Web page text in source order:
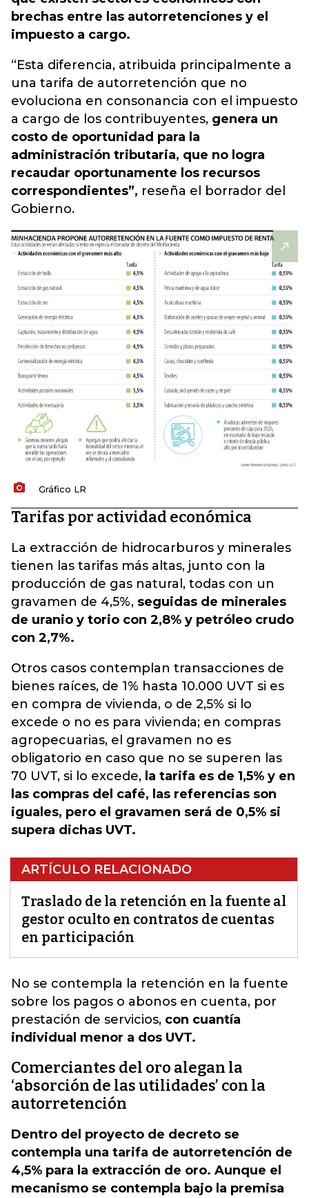
brechas entre las autorretenciones y el
impuesto a cargo.
“Esta diferencia, atribuida principalmente a
una tarifa de autorretención que no
evoluciona en consonancia con el impuesto
a cargo de los contribuyentes, genera un
costo de oportunidad para la
administración tributaria, que no logra
recaudar oportunamente los recursos
correspondientes”, reseña el borrador del
Gobierno.
Gráfico LR
Tarifas por actividad económica
La extracción de hidrocarburos y minerales
tienen las tarifas más altas, junto con la
producción de gas natural, todas con un
gravamen de 4,5%, seguidas de minerales
de uranio y torio con 2,8% y petróleo crudo
con 2,7%.
Otros casos contemplan transacciones de
bienes raíces, de 1% hasta 10.000 UVT si es
en compra de vivienda, o de 2,5% si lo
excede o no es para vivienda; en compras
agropecuarias, el gravamen no es
obligatorio en caso que no se superen las
70 UVT, si lo excede, la tarifa es de 1,5% y en
las compras del café, las referencias son
iguales, pero el gravamen será de 0,5% si
supera dichas UVT.
ARTÍCULO RELACIONADO
Traslado de la retención en la fuente al
gestor oculto en contratos de cuentas
en participación
No se contempla la retención en la fuente
sobre los pagos o abonos en cuenta, por
prestación de servicios, con cuantía
individual menor a dos UVT.
Comerciantes del oro alegan la
‘absorción de las utilidades’ con la
autorretención
Dentro del proyecto de decreto se
contempla una tarifa de autorretención de
4,5% para la extracción de oro. Aunque el
mecanismo se contempla bajo la premisa